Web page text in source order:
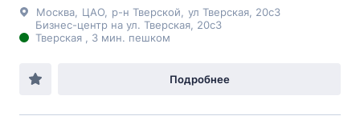
Москва ЦАО р-н Тверской ул Тверская , 20с3
Бизнес-центр на ул. Тверская, 20с3
Тверская , 3 мин. пешком
Подробнее